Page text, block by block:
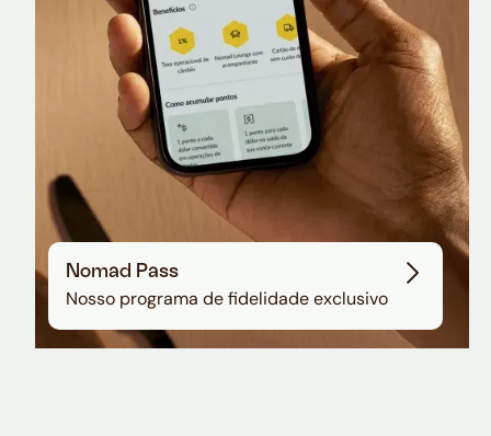
Nomad Pass
Nosso programa de fidelidade exclusivo